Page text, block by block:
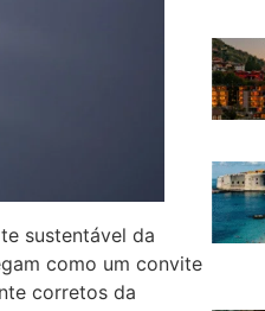
sustentável da
como um convite
corretos da